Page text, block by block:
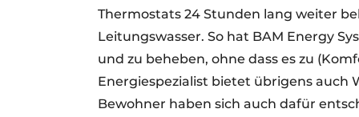
Thermostats 24 Stunden lang weiter
Leitungswasser. So hat BAM Energy
und zu beheben, ohne dass es zu
Energiespezialist bietet übrigens auch
Bewohner haben sich auch dafür